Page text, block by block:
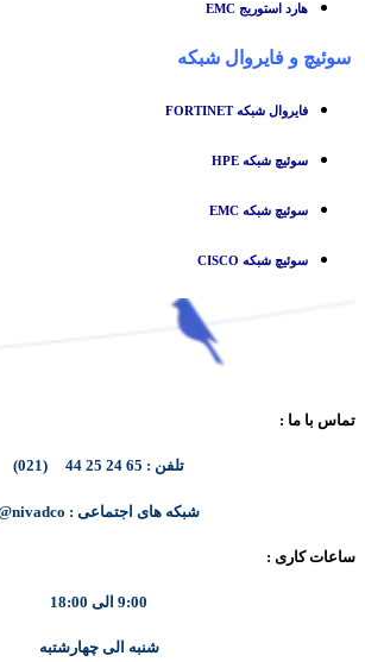
هارد استوریج EMC
سوئیچ و فایروال شبکه
فایروال شبکه FORTINET
سوئیچ شبکه HPE
سوئیچ شبکه EMC
سوئیچ شبکه CISCO
تماس با ما :
تلفن : 65 24 25 44 (021)
شبکه های اجتماعی : nivadco@
ساعات کاری :
9:00 الی 18:00
شنبه الی چهارشتبه